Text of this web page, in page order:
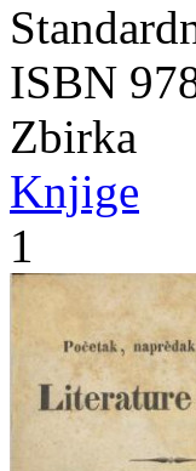
ISBN
Zbirka
Knjige
1